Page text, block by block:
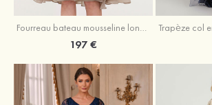
Fourreau bateau mousseline longueur genou robe de mère de la mariée avec appliqué plissé veste
197 €